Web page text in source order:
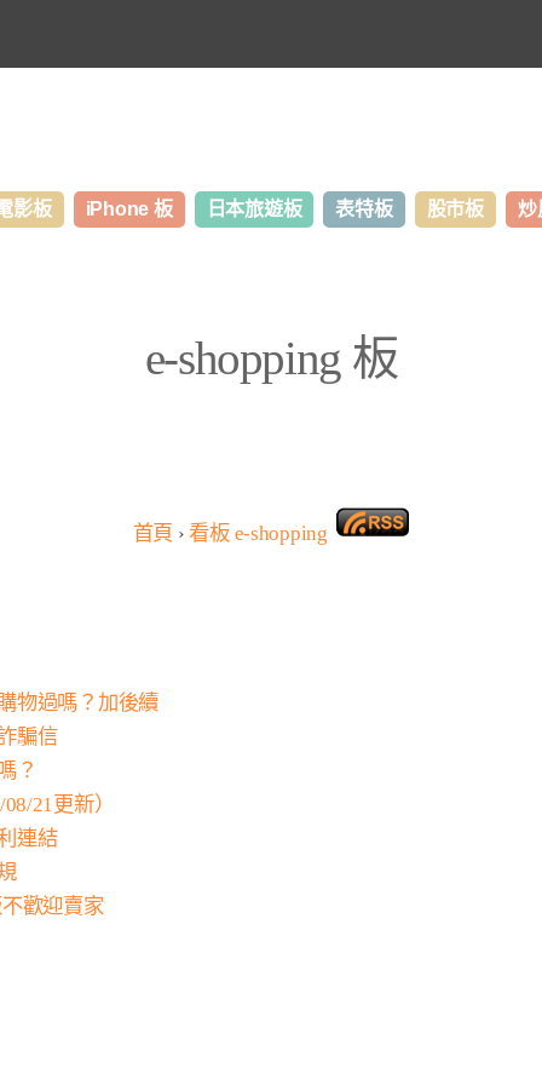
影板 iPhone 板 日本旅遊板 表特板 股市板 炒
e-shopping 板
首頁 › 看板 e-shopping
物過嗎？加後續
騙信
？
21更新）
連結
歡迎賣家